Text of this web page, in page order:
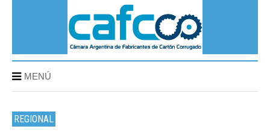
MENÚ
REGIONAL